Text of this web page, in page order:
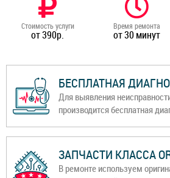
Стоимость услуги
от 390р.
Время ремонта
от 30 минут
БЕСПЛАТНАЯ
Для выявления
производится бесплатная
ЗАПЧАСТИ КЛАССА
В ремонте используем